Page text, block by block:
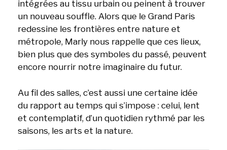
intégrées au tissu urbain ou peinent à trouver
un nouveau souffle. Alors que le Grand Paris
redessine les frontières entre nature et
métropole, Marly nous rappelle que ces lieux,
bien plus que des symboles du passé, peuvent
encore nourrir notre imaginaire du futur.
Au fil des salles, c’est aussi une certaine idée
du rapport au temps qui s’impose : celui, lent
et contemplatif, d’un quotidien rythmé par les
saisons, les arts et la nature.